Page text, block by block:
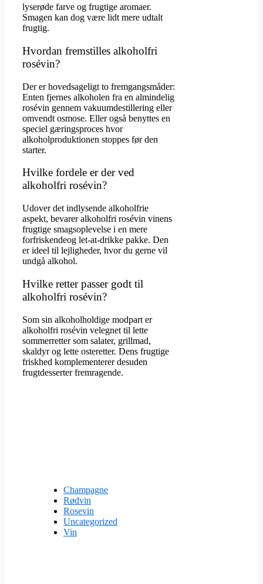
lyserøde farve og frugtige aromaer.
Smagen kan dog være lidt mere udtalt
frugtig.
Hvordan fremstilles alkoholfri
rosévin?
Der er hovedsageligt to fremgangsmåder:
Enten fjernes alkoholen fra en almindelig
rosévin gennem vakuumdestillering eller
omvendt osmose. Eller også benyttes en
speciel gæringsproces hvor
alkoholproduktionen stoppes før den
starter.
Hvilke fordele er der ved
alkoholfri rosévin?
Udover det indlysende alkoholfrie
aspekt, bevarer alkoholfri rosévin vinens
frugtige smagsoplevelse i en mere
forfriskendeog let-at-drikke pakke. Den
er ideel til lejligheder, hvor du gerne vil
undgå alkohol.
Hvilke retter passer godt til
alkoholfri rosévin?
Som sin alkoholholdige modpart er
alkoholfri rosévin velegnet til lette
sommerretter som salater, grillmad,
skaldyr og lette osteretter. Dens frugtige
friskhed komplementerer desuden
frugtdesserter fremragende.
Champagne
Rødvin
Rosevin
Uncategorized
Vin